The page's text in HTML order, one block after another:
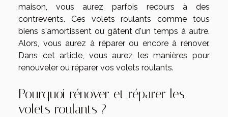
maison, vous aurez parfois recours à des
contrevents. Ces volets roulants comme tous
biens s'amortissent ou gâtent d'un temps à autre.
Alors, vous aurez à réparer ou encore à rénover.
Dans cet article, vous aurez les manières pour
renouveler ou réparer vos volets roulants.
Pourquoi rénover et réparer les
volets roulants ?